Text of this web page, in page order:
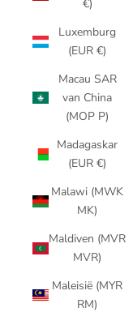
€)
Luxemburg
(EUR €)
Macau SAR
van China
(MOP P)
Madagaskar
(EUR €)
Malawi (MWK
MK)
Maldiven (MVR
MVR)
Maleisië (MYR
RM)